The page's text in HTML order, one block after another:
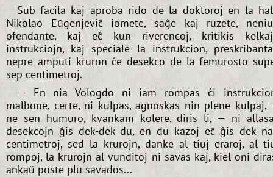
Sub facila kaj aproba rido de la doktoroj en la
Nikolao Eŭgenjeviĉ iomete, saĝe kaj ruzete,
ofendante, kaj eĉ kun riverencoj, kritikis
instrukciojn, kaj speciale la instrukcion,
nepre amputi kruron ĉe desekco de la femurosto
sep centimetroj.
— En nia Vologdo ni iam rompas ĉi
malbone, certe, ni kulpas, agnoskas nin plene kulpaj,
ne sen humuro, kvankam kolere, diris li, — ni
desekcojn ĝis dek-dek du, en du kazoj eĉ ĝis dek
centimetroj, sed la krurojn, danke al tiuj eraroj, al
rompoj, la krurojn al vunditoj ni savas kaj, kiel oni
ankaŭ poste plu savados...